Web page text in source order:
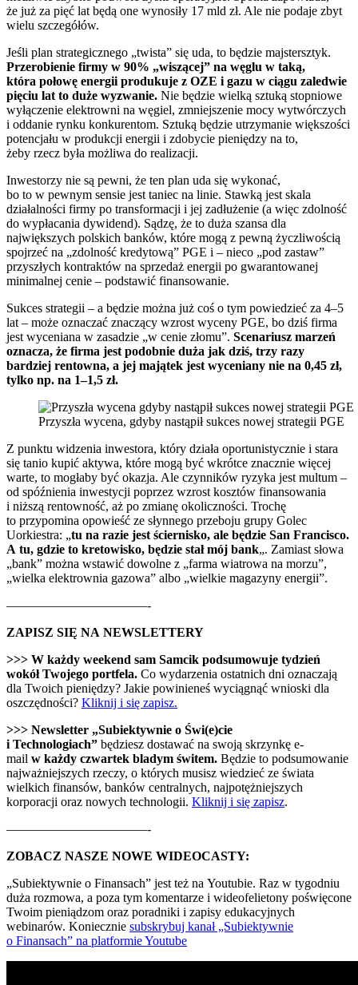
że już za pięć lat będą one wynosiły 17 mld zł. Ale nie podaje zbyt
wielu szczegółów.
Jeśli plan strategicznego „twista” się uda, to będzie majstersztyk.
Przerobienie firmy w 90% „wiszącej” na węglu w taką,
która połowę energii produkuje z OZE i gazu w ciągu zaledwie
pięciu lat to duże wyzwanie. Nie będzie wielką sztuką stopniowe
wyłączenie elektrowni na węgiel, zmniejszenie mocy wytwórczych
i oddanie rynku konkurentom. Sztuką będzie utrzymanie większości
potencjału w produkcji energii i zdobycie pieniędzy na to,
żeby rzecz była możliwa do realizacji.
Inwestorzy nie są pewni, że ten plan uda się wykonać,
bo to w pewnym sensie jest taniec na linie. Stawką jest skala
działalności firmy po transformacji i jej zadłużenie (a więc zdolność
do wypłacania dywidend). Sądzę, że to duża szansa dla
największych polskich banków, które mogą z pewną życzliwością
spojrzeć na „zdolność kredytową” PGE i – nieco „pod zastaw”
przyszłych kontraktów na sprzedaż energii po gwarantowanej
minimalnej cenie – podstawić finansowanie.
Sukces strategii – a będzie można już coś o tym powiedzieć za 4–5
lat – może oznaczać znaczący wzrost wyceny PGE, bo dziś firma
jest wyceniana w zasadzie „w cenie złomu”. Scenariusz marzeń
oznacza, że firma jest podobnie duża jak dziś, trzy razy
bardziej rentowna, a jej majątek jest wyceniany nie na 0,45 zł,
tylko np. na 1–1,5 zł.
Przyszła wycena, gdyby nastąpił sukces nowej strategii PGE
Z punktu widzenia inwestora, który działa oportunistycznie i stara
się tanio kupić aktywa, które mogą być wkrótce znacznie więcej
warte, to mogłaby być okazja. Ale czynników ryzyka jest multum –
od spóźnienia inwestycji poprzez wzrost kosztów finansowania
i niższą rentowność, aż po zmianę okoliczności. Trochę
to przypomina opowieść ze słynnego przeboju grupy Golec
Uorkiestra: „tu na razie jest ściernisko, ale będzie San Francisco.
A tu, gdzie to kretowisko, będzie stał mój bank„. Zamiast słowa
„bank” można wstawić dowolne z „farma wiatrowa na morzu”,
„wielka elektrownia gazowa” albo „wielkie magazyny energii”.
———————————-
ZAPISZ SIĘ NA NEWSLETTERY
>>> W każdy weekend sam Samcik podsumowuje tydzień
wokół Twojego portfela. Co wydarzenia ostatnich dni oznaczają
dla Twoich pieniędzy? Jakie powinieneś wyciągnąć wnioski dla
oszczędności? Kliknij i się zapisz.
>>> Newsletter „Subiektywnie o Świ(e)cie
i Technologiach” będziesz dostawać na swoją skrzynkę e-
mail w każdy czwartek bladym świtem. Będzie to podsumowanie
najważniejszych rzeczy, o których musisz wiedzieć ze świata
wielkich finansów, banków centralnych, najpotężniejszych
korporacji oraz nowych technologii. Kliknij i się zapisz.
———————————-
ZOBACZ NASZE NOWE WIDEOCASTY:
„Subiektywnie o Finansach” jest też na Youtubie. Raz w tygodniu
duża rozmowa, a poza tym komentarze i wideofelietony poświęcone
Twoim pieniądzom oraz poradniki i zapisy edukacyjnych
webinarów. Koniecznie subskrybuj kanał „Subiektywnie
o Finansach” na platformie Youtube